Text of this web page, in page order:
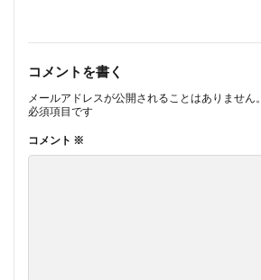
コメントを書く
メールアドレスが公開されることはありません。
必須項目です
コメント ※